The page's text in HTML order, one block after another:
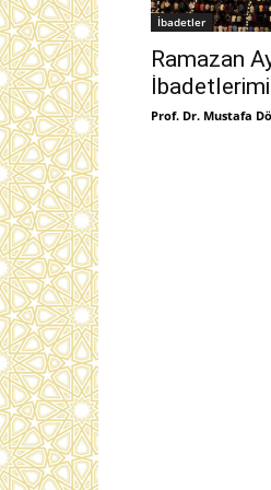
İbadetler
Ramazan
Prof. Dr. Mustafa